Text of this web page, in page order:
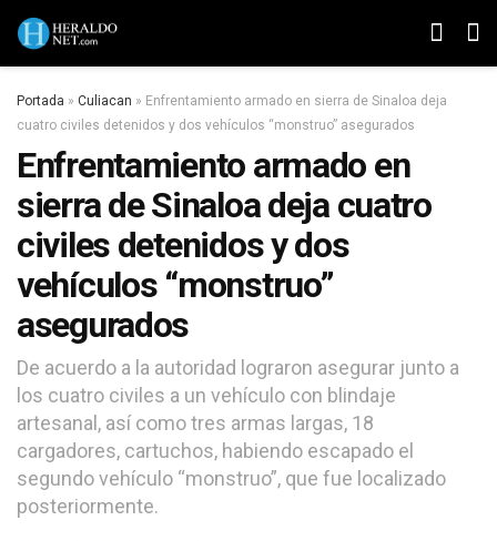
Portada » Culiacan » Enfrentamiento armado en sierra de Sinaloa deja
cuatro civiles detenidos y dos vehículos “monstruo” asegurados
Enfrentamiento armado en
sierra de Sinaloa deja cuatro
civiles detenidos y dos
vehículos “monstruo”
asegurados
De acuerdo a la autoridad lograron asegurar junto a
los cuatro civiles a un vehículo con blindaje
artesanal, así como tres armas largas, 18
cargadores, cartuchos, habiendo escapado el
segundo vehículo “monstruo”, que fue localizado
posteriormente.